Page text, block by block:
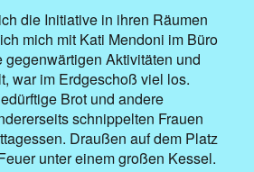
die Initiative in ihren Räumen
mich mit Kati Mendoni im Büro
gegenwärtigen Aktivitäten und
war im Erdgeschoß viel los.
Brot und andere
schnippelten Frauen
Draußen auf dem Platz
unter einem großen Kessel.